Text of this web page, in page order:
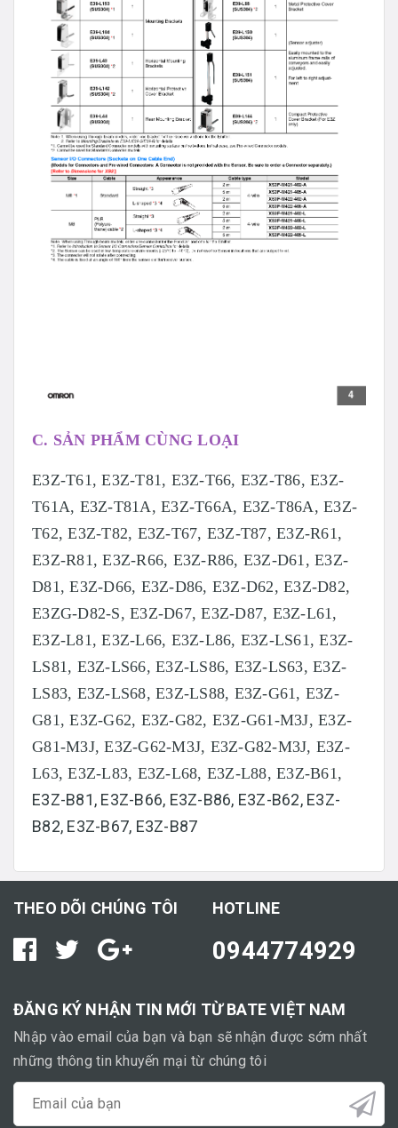
C. SẢN PHẨM CÙNG LOẠI
E3Z-T61, E3Z-T81, E3Z-T66, E3Z-T86, E3Z-
T61A, E3Z-T81A, E3Z-T66A, E3Z-T86A, E3Z-
T62, E3Z-T82, E3Z-T67, E3Z-T87, E3Z-R61,
E3Z-R81, E3Z-R66, E3Z-R86, E3Z-D61, E3Z-
D81, E3Z-D66, E3Z-D86, E3Z-D62, E3Z-D82,
E3ZG-D82-S, E3Z-D67, E3Z-D87, E3Z-L61,
E3Z-L81, E3Z-L66, E3Z-L86, E3Z-LS61, E3Z-
LS81, E3Z-LS66, E3Z-LS86, E3Z-LS63, E3Z-
LS83, E3Z-LS68, E3Z-LS88, E3Z-G61, E3Z-
G81, E3Z-G62, E3Z-G82, E3Z-G61-M3J, E3Z-
G81-M3J, E3Z-G62-M3J, E3Z-G82-M3J, E3Z-
L63, E3Z-L83, E3Z-L68, E3Z-L88, E3Z-B61,
E3Z-B81, E3Z-B66, E3Z-B86, E3Z-B62, E3Z-
B82, E3Z-B67, E3Z-B87
THEO DÕI CHÚNG TÔI HOTLINE
0944774929
ĐĂNG KÝ NHẬN TIN MỚI TỪ BATE VIỆT NAM
Nhập vào email của bạn và bạn sẽ nhận được sớm nhất
những thông tin khuyến mại từ chúng tôi